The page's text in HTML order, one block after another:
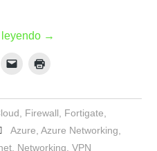
→
Firewall Fortigate
Azure Azure Networking
Networking ,VPN